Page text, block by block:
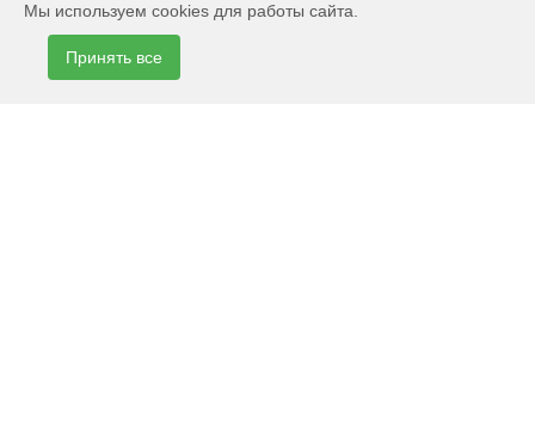
2026 © Сайт поставщика сантехники
Мы используем cookies для работы сайта.
Принять все